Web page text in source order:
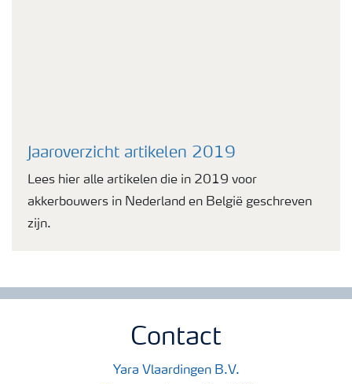
Jaaroverzicht artikelen 2019
Lees hier alle artikelen die in 2019 voor
akkerbouwers in Nederland en België geschreven
zijn.
Contact
Yara Vlaardingen B.V.